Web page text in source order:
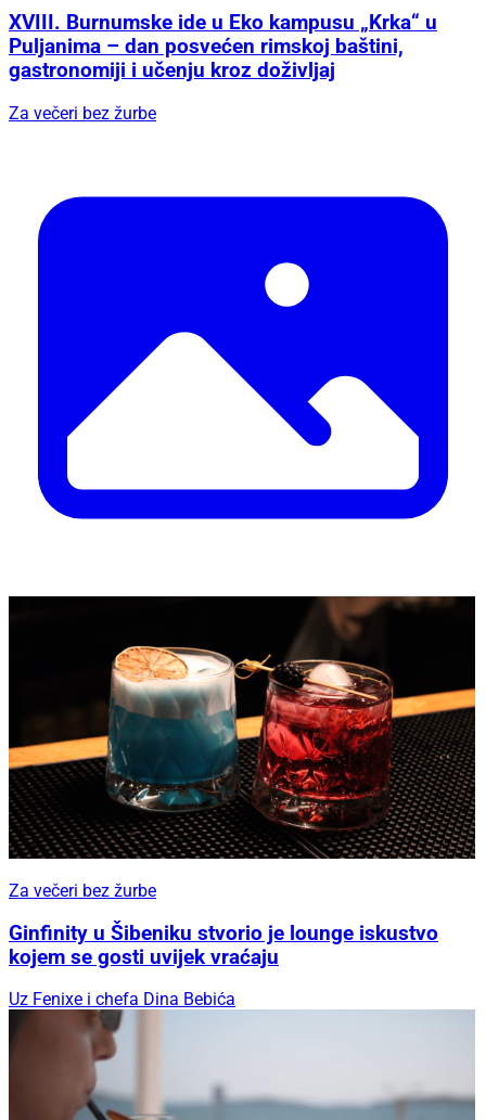
XVIII. Burnumske ide u Eko kampusu „Krka“ u
Puljanima – dan posvećen rimskoj baštini,
gastronomiji i učenju kroz doživljaj
Za večeri bez žurbe
Za večeri bez žurbe
Ginfinity u Šibeniku stvorio je lounge iskustvo
kojem se gosti uvijek vraćaju
Uz Fenixe i chefa Dina Bebića